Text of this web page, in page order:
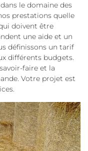
le domaine des
prestations quelle
doivent être
une aide et un
définissons un tarif
différents budgets.
faire et la
Votre projet est